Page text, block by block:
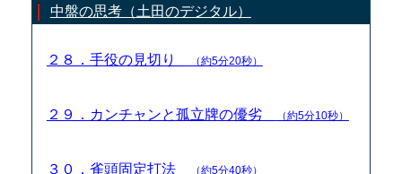
中盤の思考（土田のデジタル）
２８．手役の見切り （約5分20秒）
２９．カンチャンと孤立牌の優劣 （約5分10秒）
３０．雀頭固定打法 （約5分40秒）